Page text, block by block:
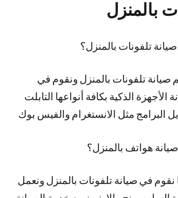
بالمنزل
تلفونات بالمنزل؟
تلفونات بالمنزل ونقوم في
الأجهزة الذكية بكافة أنواعها التابلت
البرامج مثل الانستغرام والفيس بوك
هواتف بالمنزل؟
نقوم في صيانة تلفونات بالمنزل ونعمل